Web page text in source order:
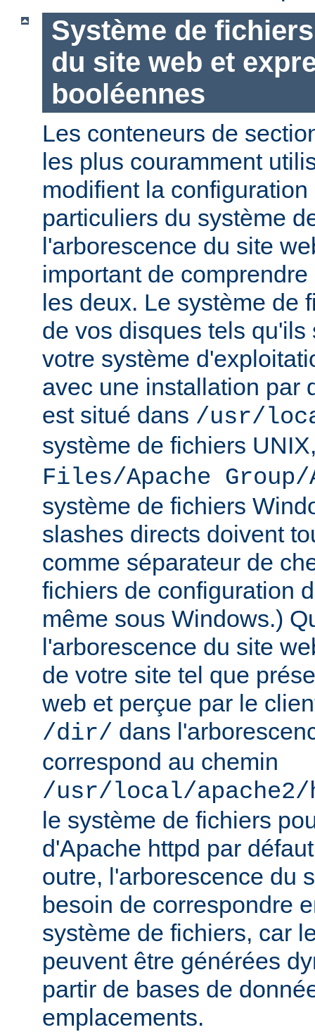
Système de
du site web et
booléennes
Les conteneurs de
les plus couramment
modifient la
particuliers du système
l'arborescence du site
important de
les deux. Le système de
de vos disques tels qu'ils
votre système
avec une installation par
est situé dans /usr/
système de fichiers
Files/Apache Group/
système de fichiers
slashes directs doivent
comme séparateur de
fichiers de configuration
même sous Windows.)
l'arborescence du site
de votre site tel que
web et perçue par le
/dir/ dans
correspond au chemin
/usr/local/
le système de fichiers
d'Apache httpd par
outre, l'arborescence du
besoin de correspondre
système de fichiers, car
peuvent être générées
partir de bases de
emplacements.